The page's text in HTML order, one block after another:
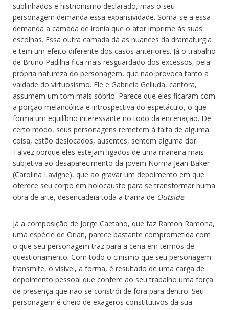
sublinhados e histrionismo declarado, mas o seu
personagem demanda essa expansividade. Soma-se a essa
demanda a camada de ironia que o ator imprime às suas
escolhas. Essa outra camada dá as nuances da dramaturgia
e tem um efeito diferente dos casos anteriores. Já o trabalho
de Bruno Padilha fica mais resguardado dos excessos, pela
própria natureza do personagem, que não provoca tanto a
vaidade do virtuosismo. Ele e Gabriela Gelluda, cantora,
assumem um tom mais sóbrio. Parece que eles ficaram com
a porção melancólica e introspectiva do espetáculo, o que
forma um equilíbrio interessante no todo da encenação. De
certo modo, seus personagens remetem à falta de alguma
coisa, estão deslocados, ausentes, sentem alguma dor.
Talvez porque eles estejam ligados de uma maneira mais
subjetiva ao desaparecimento da jovem Norma Jean Baker
(Carolina Lavigne), que ao gravar um depoimento em que
oferece seu corpo em holocausto para se transformar numa
obra de arte, desencadeia toda a trama de Outside.
Já a composição de Jorge Caetano, que faz Ramon Ramona,
uma espécie de Orlan, parece bastante comprometida com
o que seu personagem traz para a cena em termos de
questionamento. Com todo o cinismo que seu personagem
transmite, o visível, a forma, é resultado de uma carga de
depoimento pessoal que confere ao seu trabalho uma força
de presença que não se constrói de fora para dentro. Seu
personagem é cheio de exageros constitutivos da sua